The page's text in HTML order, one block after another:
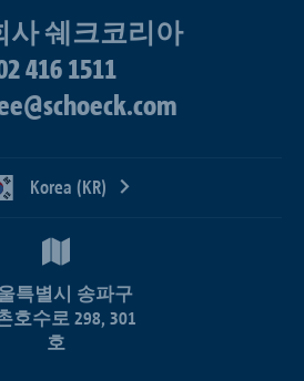
사 쉐크코리아
416 1511
Korea (KR)
특별시 송파구
호수로 298, 301
호